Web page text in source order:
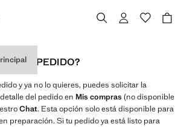
MI PEDIDO?
y ya no lo quieres, puedes solicitar la
del pedido en Mis compras(no disponible
Chat. Esta opción solo está disponible para
preparación. Si tu pedido ya está listo para